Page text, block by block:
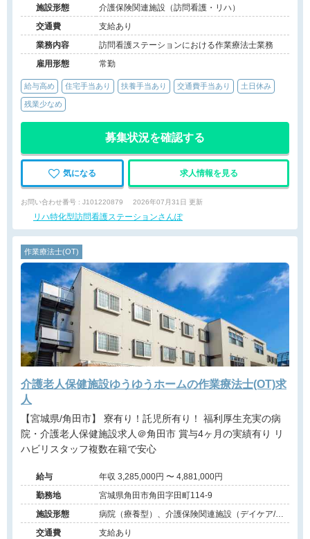
施設形態
介護保険関連施設（訪問看護・リハ）
交通費
支給あり
業務内容
訪問看護ステーションにおける作業療法士業務
雇用形態
常勤
給与高め 住宅手当あり 扶養手当あり 交通費手当あり 土日休み
残業少なめ
募集状況を確認する
気になる 求人情報を見る
お問い合わせ番号 : J101220879 2026年07月31日 更新
リハ特化型訪問看護ステーションさんぽ
作業療法士(OT)
介護老人保健施設ゆうゆうホームの作業療法士(OT)求
人
【宮城県/角田市】 寮有り！託児所有り！ 福利厚生充実の病
院・介護老人保健施設求人＠角田市 賞与4ヶ月の実績有り リ
ハビリスタッフ複数在籍で安心
給与
年収 3,285,000円 〜 4,881,000円
勤務地
宮城県角田市角田字田町114-9
施設形態
病院（療養型）、介護保険関連施設（デイケア/介
護老人保健施設）
交通費 支給あり